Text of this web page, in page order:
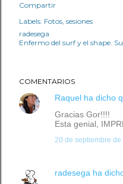
Compartir
Labels: Fotos sesiones
radesega
Enfermo del surf y el shape.
COMENTARIOS
Raquel ha dicho
Gracias Gor!!!!
Esta genial,
20 de septiembre de
radesega ha